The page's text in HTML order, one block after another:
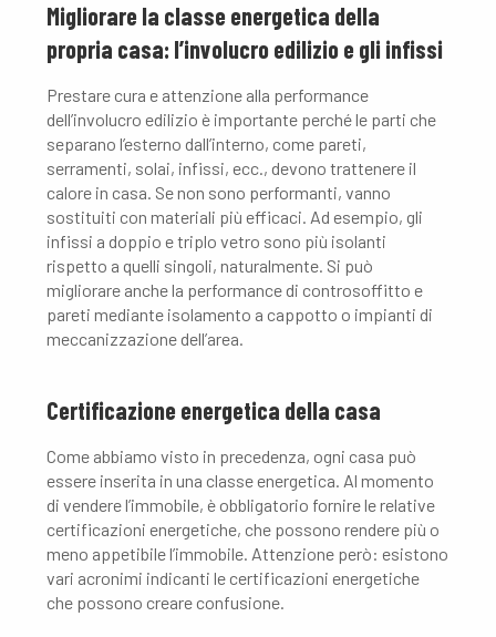
Migliorare la classe energetica della
propria casa: l’involucro edilizio e gli infissi
Prestare cura e attenzione alla performance
dell’involucro edilizio è importante perché le parti che
separano l’esterno dall’interno, come pareti,
serramenti, solai, infissi, ecc., devono trattenere il
calore in casa. Se non sono performanti, vanno
sostituiti con materiali più efficaci. Ad esempio, gli
infissi a doppio e triplo vetro sono più isolanti
rispetto a quelli singoli, naturalmente. Si può
migliorare anche la performance di controsoffitto e
pareti mediante isolamento a cappotto o impianti di
meccanizzazione dell’area.
Certificazione energetica della casa
Come abbiamo visto in precedenza, ogni casa può
essere inserita in una classe energetica. Al momento
di vendere l’immobile, è obbligatorio fornire le relative
certificazioni energetiche, che possono rendere più o
meno appetibile l’immobile. Attenzione però: esistono
vari acronimi indicanti le certificazioni energetiche
che possono creare confusione.